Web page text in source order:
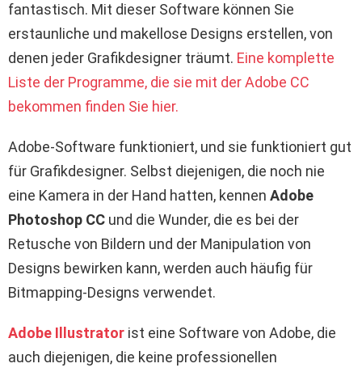
fantastisch. Mit dieser Software können Sie
erstaunliche und makellose Designs erstellen, von
denen jeder Grafikdesigner träumt. Eine komplette
Liste der Programme, die sie mit der Adobe CC
bekommen finden Sie hier.
Adobe-Software funktioniert, und sie funktioniert gut
für Grafikdesigner. Selbst diejenigen, die noch nie
eine Kamera in der Hand hatten, kennen Adobe
Photoshop CC und die Wunder, die es bei der
Retusche von Bildern und der Manipulation von
Designs bewirken kann, werden auch häufig für
Bitmapping-Designs verwendet.
Adobe Illustrator ist eine Software von Adobe, die
auch diejenigen, die keine professionellen